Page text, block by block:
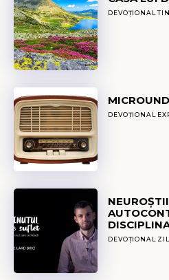
DEVOȚIONAL
DEVOȚIONAL
DEVOȚIONAL